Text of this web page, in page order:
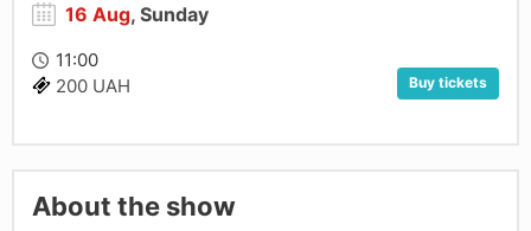
16 Aug, Sunday
11:00
200 UAH
Buy tickets
About the show